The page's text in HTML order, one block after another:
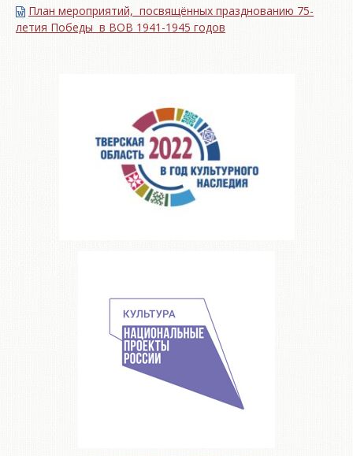
План мероприятий, посвящённых празднованию 75-
летия Победы в ВОВ 1941-1945 годов